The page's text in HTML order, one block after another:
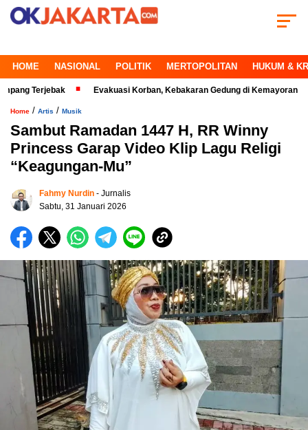
HOME NASIONAL POLITIK MERTOPOLITAN HUKUM &
Evakuasi Korban, Kebakaran Gedung di Kemayoran Makin Kritis
Home / Artis / Musik
Sambut Ramadan 1447 H, RR Winny
Princess Garap Video Klip Lagu Religi
“Keagungan-Mu”
Fahmy Nurdin - Jurnalis
Sabtu, 31 Januari 2026